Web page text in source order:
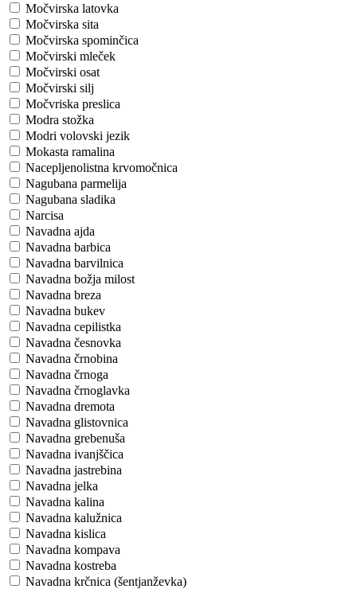
Močvirska latovka
Močvirska sita
Močvirska spominčica
Močvirski mleček
Močvirski osat
Močvirski silj
Močvriska preslica
Modra stožka
Modri volovski jezik
Mokasta ramalina
Nacepljenolistna krvomočnica
Nagubana parmelija
Nagubana sladika
Narcisa
Navadna ajda
Navadna barbica
Navadna barvilnica
Navadna božja milost
Navadna breza
Navadna bukev
Navadna cepilistka
Navadna česnovka
Navadna črnobina
Navadna črnoga
Navadna črnoglavka
Navadna dremota
Navadna glistovnica
Navadna grebenuša
Navadna ivanjščica
Navadna jastrebina
Navadna jelka
Navadna kalina
Navadna kalužnica
Navadna kislica
Navadna kompava
Navadna kostreba
Navadna krčnica (šentjanževka)